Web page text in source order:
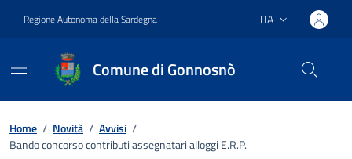
Regione Autonoma della Sardegna Lingua attiva:
ITA
Comune di Gonnosnò
Home / Novità / Avvisi /
Bando concorso contributi assegnatari alloggi E.R.P.